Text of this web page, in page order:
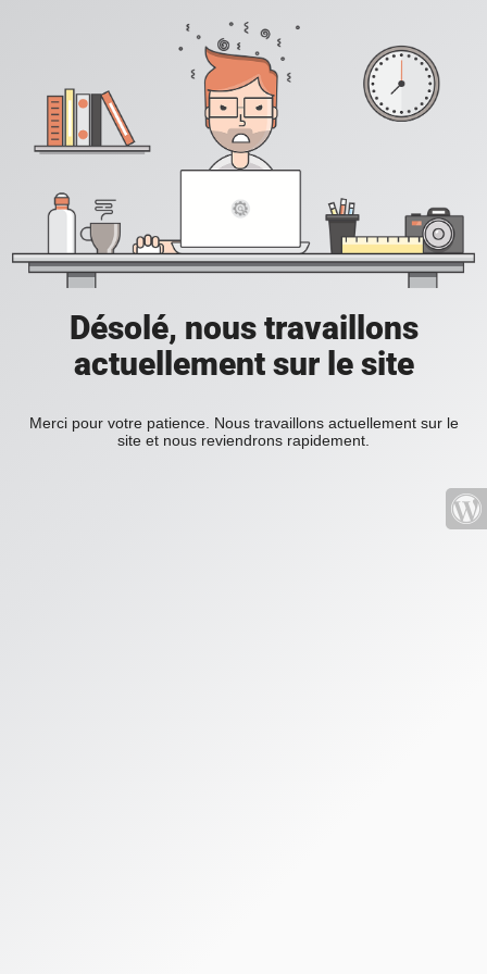
Désolé, nous travaillons
actuellement sur le site
Merci pour votre patience. Nous travaillons actuellement sur le
site et nous reviendrons rapidement.